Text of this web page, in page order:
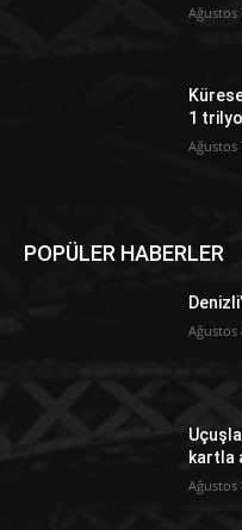
Ağustos
1
Ağustos
POPÜLER HABERLER
Ağustos
kartla
Ağustos